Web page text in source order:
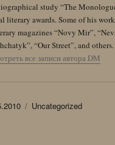
study “The
literary awards. Some of his
magazines “Novy Mir”,
“Our Street”, and others.
все записи автора DM
Рубрики
Uncategorized